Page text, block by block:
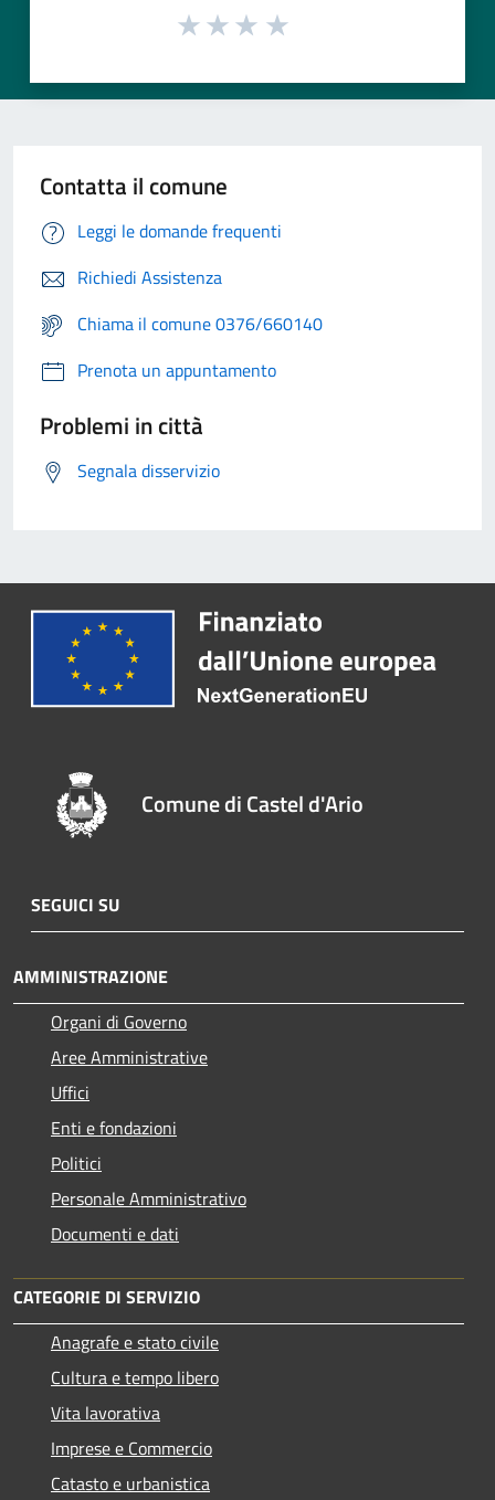
Contatta il comune
Leggi le domande frequenti
Richiedi Assistenza
Chiama il comune 0376/660140
Prenota un appuntamento
Problemi in città
Segnala disservizio
Comune di Castel d'Ario
SEGUICI SU
AMMINISTRAZIONE
Organi di Governo
Aree Amministrative
Uffici
Enti e fondazioni
Politici
Personale Amministrativo
Documenti e dati
CATEGORIE DI SERVIZIO
Anagrafe e stato civile
Cultura e tempo libero
Vita lavorativa
Imprese e Commercio
Catasto e urbanistica